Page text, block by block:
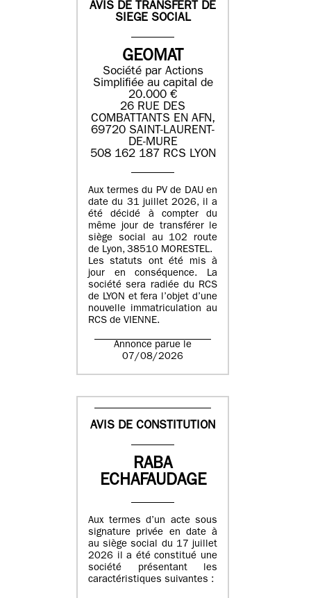
AVIS DE TRANSFERT DE
SIEGE SOCIAL
GEOMAT
Société par Actions
Simplifiée au capital de
20.000 €
26 RUE DES
COMBATTANTS EN AFN,
69720 SAINT-LAURENT-
DE-MURE
508 162 187 RCS LYON
Aux termes du PV de DAU en
date du 31 juillet 2026, il a
été décidé à compter du
même jour de transférer le
siège social au 102 route
de Lyon, 38510 MORESTEL.
Les statuts ont été mis à
jour en conséquence. La
société sera radiée du RCS
de LYON et fera l’objet d’une
nouvelle immatriculation au
RCS de VIENNE.
Annonce parue le
07/08/2026
AVIS DE CONSTITUTION
RABA
ECHAFAUDAGE
Aux termes d’un acte sous
signature privée en date à
au siège social du 17 juillet
2026 il a été constitué une
société présentant les
caractéristiques suivantes :